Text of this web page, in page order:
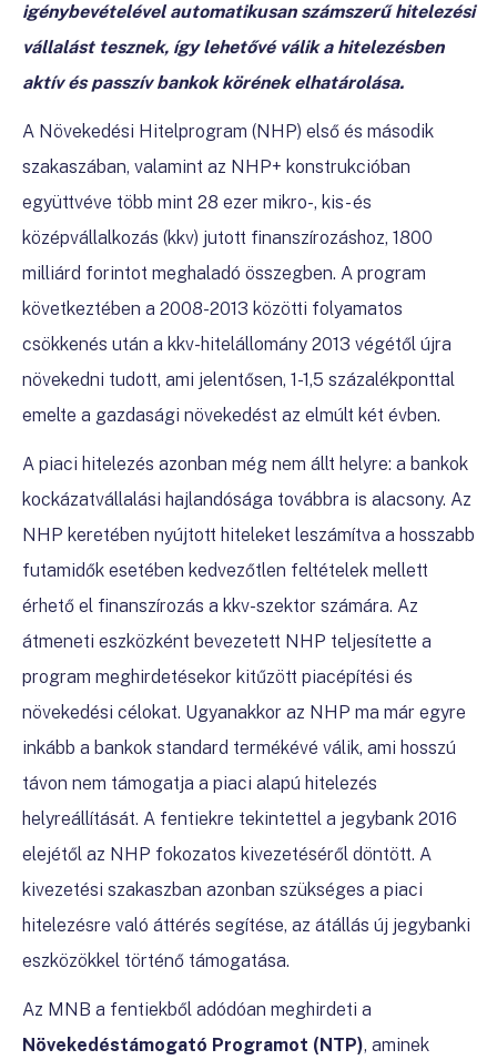
igénybevételével automatikusan számszerű hitelezési
vállalást tesznek, így lehetővé válik a hitelezésben
aktív és passzív bankok körének elhatárolása.
A Növekedési Hitelprogram (NHP) első és második
szakaszában, valamint az NHP+ konstrukcióban
együttvéve több mint 28 ezer mikro-, kis- és
középvállalkozás (kkv) jutott finanszírozáshoz, 1800
milliárd forintot meghaladó összegben. A program
következtében a 2008-2013 közötti folyamatos
csökkenés után a kkv-hitelállomány 2013 végétől újra
növekedni tudott, ami jelentősen, 1-1,5 százalékponttal
emelte a gazdasági növekedést az elmúlt két évben.
A piaci hitelezés azonban még nem állt helyre: a bankok
kockázatvállalási hajlandósága továbbra is alacsony. Az
NHP keretében nyújtott hiteleket leszámítva a hosszabb
futamidők esetében kedvezőtlen feltételek mellett
érhető el finanszírozás a kkv-szektor számára. Az
átmeneti eszközként bevezetett NHP teljesítette a
program meghirdetésekor kitűzött piacépítési és
növekedési célokat. Ugyanakkor az NHP ma már egyre
inkább a bankok standard termékévé válik, ami hosszú
távon nem támogatja a piaci alapú hitelezés
helyreállítását. A fentiekre tekintettel a jegybank 2016
elejétől az NHP fokozatos kivezetéséről döntött. A
kivezetési szakaszban azonban szükséges a piaci
hitelezésre való áttérés segítése, az átállás új jegybanki
eszközökkel történő támogatása.
Az MNB a fentiekből adódóan meghirdeti a
Növekedéstámogató Programot (NTP), aminek